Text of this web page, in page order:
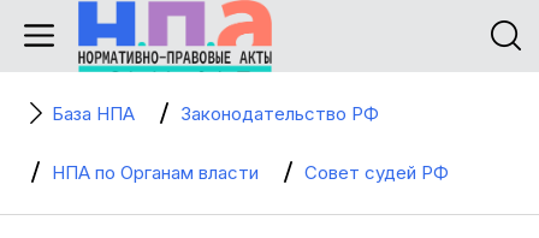
База НПА Законодательство РФ
НПА по Органам власти Совет судей РФ